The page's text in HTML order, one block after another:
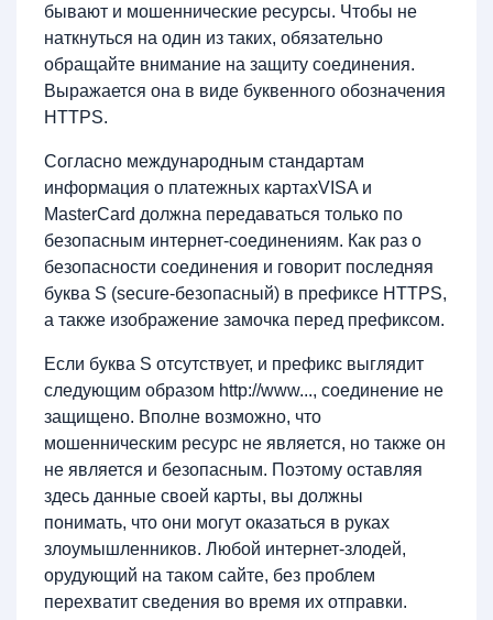
бывают и мошеннические ресурсы. Чтобы не
наткнуться на один из таких, обязательно
обращайте внимание на защиту соединения.
Выражается она в виде буквенного обозначения
HTTPS.
Согласно международным стандартам
информация о платежных картахVISA и
MasterCard должна передаваться только по
безопасным интернет-соединениям. Как раз о
безопасности соединения и говорит последняя
буква S (secure-безопасный) в префиксе HTTPS,
а также изображение замочка перед префиксом.
Если буква S отсутствует, и префикс выглядит
следующим образом http://www..., соединение не
защищено. Вполне возможно, что
мошенническим ресурс не является, но также он
не является и безопасным. Поэтому оставляя
здесь данные своей карты, вы должны
понимать, что они могут оказаться в руках
злоумышленников. Любой интернет-злодей,
орудующий на таком сайте, без проблем
перехватит сведения во время их отправки.